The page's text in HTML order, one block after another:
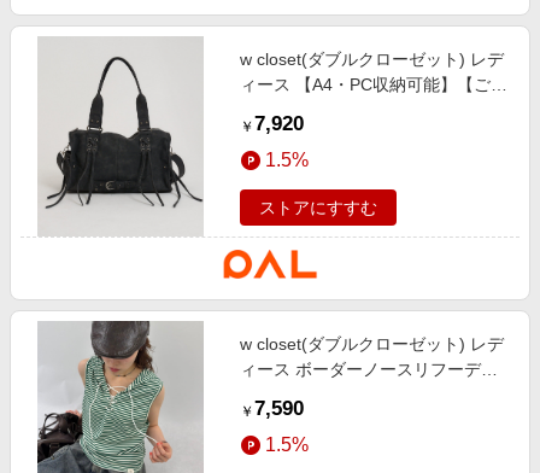
w closet(ダブルクローゼット) レデ
ィース 【A4・PC収納可能】【ご好
ボストンバッグ ブラック
￥ 7,920
1.5%
ストアにすすむ
w closet(ダブルクローゼット) レデ
ィース ボーダーノースリフーディ
￥ 7,590
1.5%